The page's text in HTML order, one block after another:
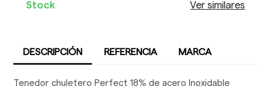
Stock Ver similares
DESCRIPCIÓN REFERENCIA MARCA
Tenedor chuletero Perfect 18% de acero Inoxidable